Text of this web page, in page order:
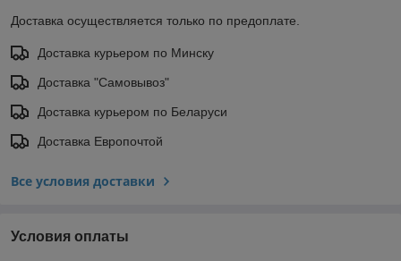
Доставка осуществляется только по предоплате.
Доставка курьером по Минску
Доставка "Самовывоз"
Доставка курьером по Беларуси
Доставка Европочтой
Все условия доставки
Условия оплаты